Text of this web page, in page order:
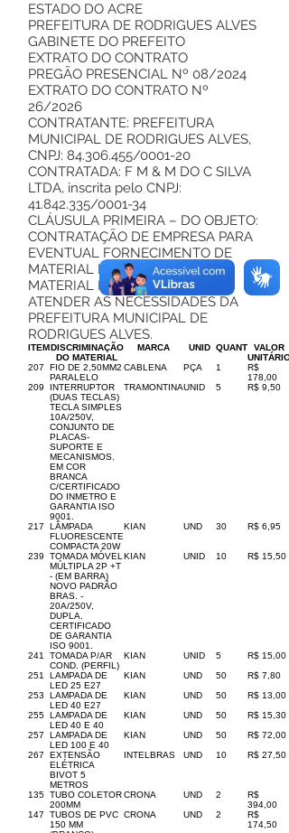
ESTADO DO ACRE
PREFEITURA DE RODRIGUES ALVES
GABINETE DO PREFEITO
EXTRATO DO CONTRATO
PREGÃO PRESENCIAL Nº 08/2024
EXTRATO DO CONTRATO Nº
26/2026
CONTRATANTE: PREFEITURA
MUNICIPAL DE RODRIGUES ALVES,
CNPJ: 84.306.455/0001-20
CONTRATADA: F M & M DO C SILVA
LTDA, inscrita pelo CNPJ:
41.842.335/0001-34
CLÁUSULA PRIMEIRA – DO OBJETO:
CONTRATAÇÃO DE EMPRESA PARA
EVENTUAL FORNECIMENTO DE
MATERIAL DE CONSTRUÇÂO E
MATERIAL PERMANENTE PARA
ATENDER AS NECESSIDADES DA
PREFEITURA MUNICIPAL DE
RODRIGUES ALVES.
ITEMDISCRIMINAÇÃO
DO MATERIAL
MARCA UNID QUANT
VALOR
UNITÁRIO
207
FIO DE 2,50MM2
PARALELO
CABLENA PÇA 1
R$
178,00
209
INTERRUPTOR
(DUAS TECLAS)
TECLA SIMPLES
10A/250V,
CONJUNTO DE
PLACAS-
SUPORTE E
MECANISMOS.
EM COR
BRANCA
C/CERTIFICADO
DO INMETRO E
GARANTIA ISO
9001.
TRAMONTINAUNID 5 R$ 9,50
217
LÂMPADA
FLUORESCENTE
COMPACTA 20W
KIAN UND 30 R$ 6,95
239
TOMADA MÓVEL
MÚLTIPLA 2P +T
- (EM BARRA)
NOVO PADRÃO
BRAS. -
20A/250V,
DUPLA.
CERTIFICADO
DE GARANTIA
ISO 9001.
KIAN UNID 10 R$ 15,50
241
TOMADA P/AR
COND. (PERFIL)
KIAN UNID 5
R$ 15,00
251
LAMPADA DE
LED 25 E27
KIAN UND 50
R$ 7,80
253
LAMPADA DE
LED 40 E27
KIAN UND 50
R$ 13,00
255 LAMPADA DE
LED 40 E 40
KIAN UND 50
R$ 15,30
257
LAMPADA DE
LED 100 E 40
KIAN UND 50
R$ 72,00
267
EXTENSÃO
ELÉTRICA
BIVOT 5
METROS
INTELBRAS UND 10 R$ 27,50
135 TUBO COLETOR
200MM
CRONA UND 2
R$
394,00
147
TUBOS DE PVC
150 MM
CRONA UND 2
R$
174,50